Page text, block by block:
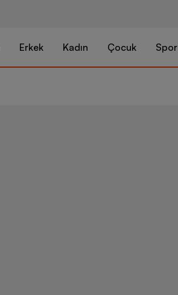
Erkek Kadın Çocuk Spor